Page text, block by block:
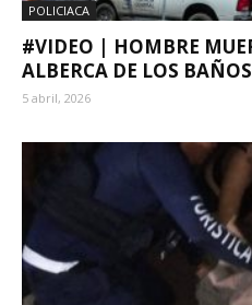
POLICIACA
#VIDEO | HOMBRE
ALBERCA DE LOS
5 abril, 2026